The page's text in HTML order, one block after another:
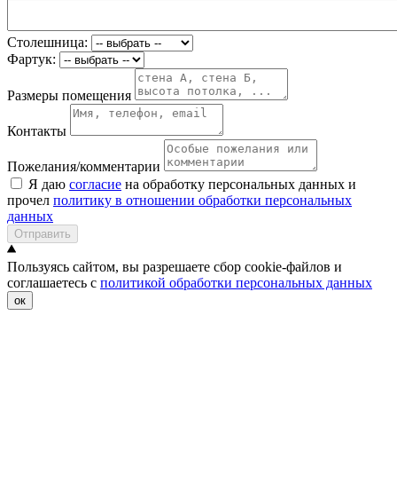
Столешница:
Фартук:
Размеры помещения
Контакты
Пожелания/комментарии
Я даю согласие на обработку персональных данных и
прочел политику в отношении обработки персональных
данных
Отправить
Пользуясь сайтом, вы разрешаете сбор cookie-файлов и
соглашаетесь с политикой обработки персональных данных
ок